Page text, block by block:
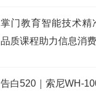
掌门教育智能技术精
品质课程助力信息消
告白520｜索尼WH-